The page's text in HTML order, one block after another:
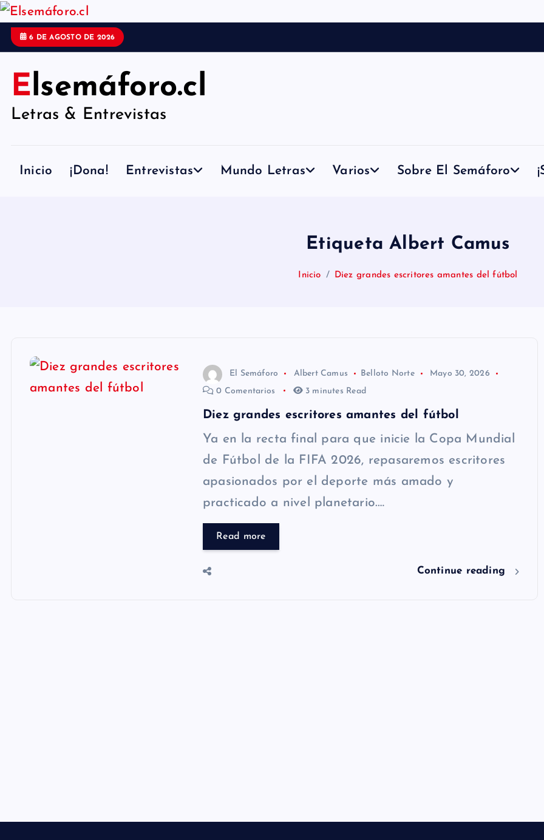
S
l
6 DE AGOSTO DE 2026
Elsemáforo.cl
Letras & Entrevistas
Inicio ¡Dona! Entrevistas Mundo Letras Varios Sobre El Semáforo
Etiqueta Albert Camus
Inicio Diez grandes escritores amantes del fútbol
El Semáforo Albert Camus Belloto Norte
Mayo 30, 2026
0 Comentarios
3 minutes Read
Diez grandes escritores amantes del fútbol
Ya en la recta final para que inicie la Copa Mundial
de Fútbol de la FIFA 2026, repasaremos escritores
apasionados por el deporte más amado y
practicado a nivel planetario.…
Read more
Continue reading